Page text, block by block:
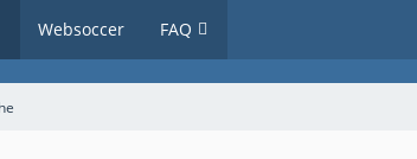
Websoccer FAQ